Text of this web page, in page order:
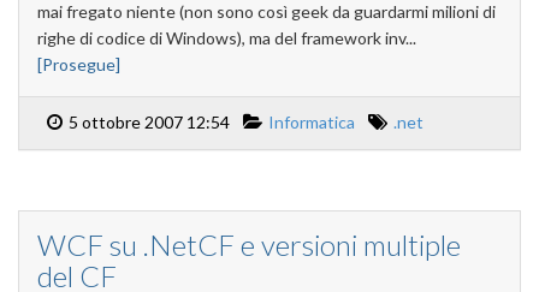
mai fregato niente (non sono così geek da guardarmi milioni di
righe di codice di Windows), ma del framework inv...
[Prosegue]
5 ottobre 2007 12:54 Informatica .net
WCF su .NetCF e versioni multiple
del CF